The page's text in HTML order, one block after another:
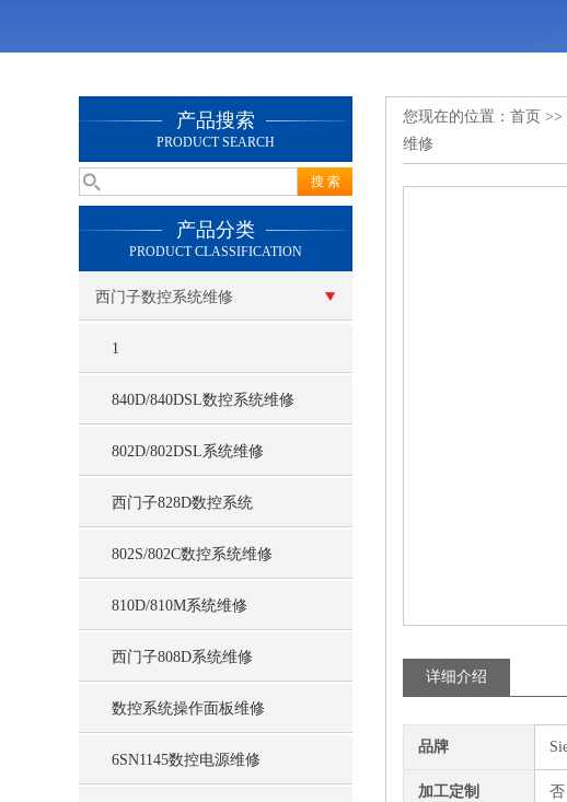
产品搜索
PRODUCT SEARCH
产品分类
PRODUCT CLASSIFICATION
西门子数控系统维修
1
840D/840DSL数控系统维修
802D/802DSL系统维修
西门子828D数控系统
802S/802C数控系统维修
810D/810M系统维修
西门子808D系统维修
数控系统操作面板维修
6SN1145数控电源维修
您现在的位置： 首页 >>
维修
详细介绍
品牌
加工定制 否